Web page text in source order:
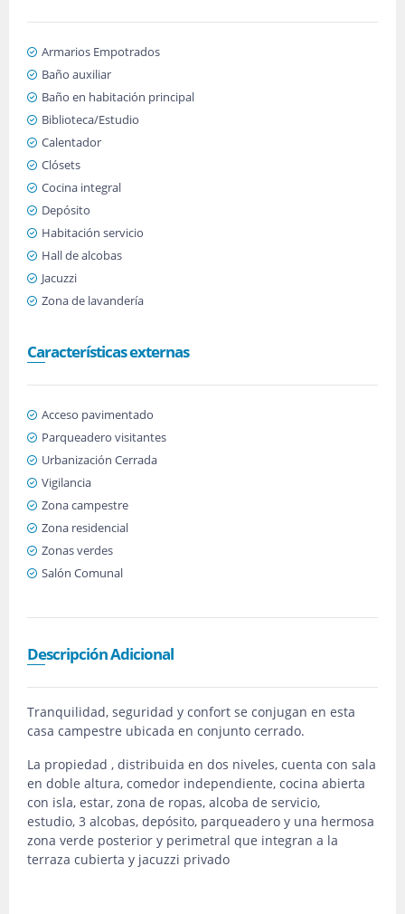
Armarios Empotrados
Baño auxiliar
Baño en habitación principal
Biblioteca/Estudio
Calentador
Clósets
Cocina integral
Depósito
Habitación servicio
Hall de alcobas
Jacuzzi
Zona de lavandería
Características externas
Acceso pavimentado
Parqueadero visitantes
Urbanización Cerrada
Vigilancia
Zona campestre
Zona residencial
Zonas verdes
Salón Comunal
Descripción Adicional
Tranquilidad, seguridad y confort se conjugan en esta
casa campestre ubicada en conjunto cerrado.
La propiedad , distribuida en dos niveles, cuenta con sala
en doble altura, comedor independiente, cocina abierta
con isla, estar, zona de ropas, alcoba de servicio,
estudio, 3 alcobas, depósito, parqueadero y una hermosa
zona verde posterior y perimetral que integran a la
terraza cubierta y jacuzzi privado